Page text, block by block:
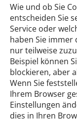
Wie und ob Sie
entscheiden Sie
Service oder
haben Sie immer
nur teilweise
Beispiel können
blockieren, aber
Wenn Sie
Ihrem Browser
Einstellungen
dies in Ihren